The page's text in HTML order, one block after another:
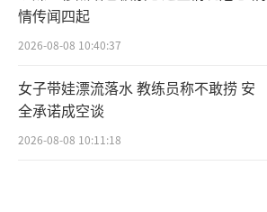
情传闻四起
2026-08-08 10:40:37
女子带娃漂流落水 教练员称不敢捞 安
全承诺成空谈
2026-08-08 10:11:18